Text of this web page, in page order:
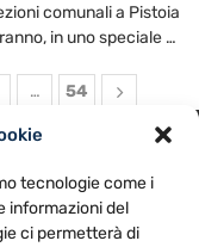
tecnologie come i
informazioni del
ci permetterà di
comunali a Pistoia
in uno speciale …
… 54
PREFERENZE